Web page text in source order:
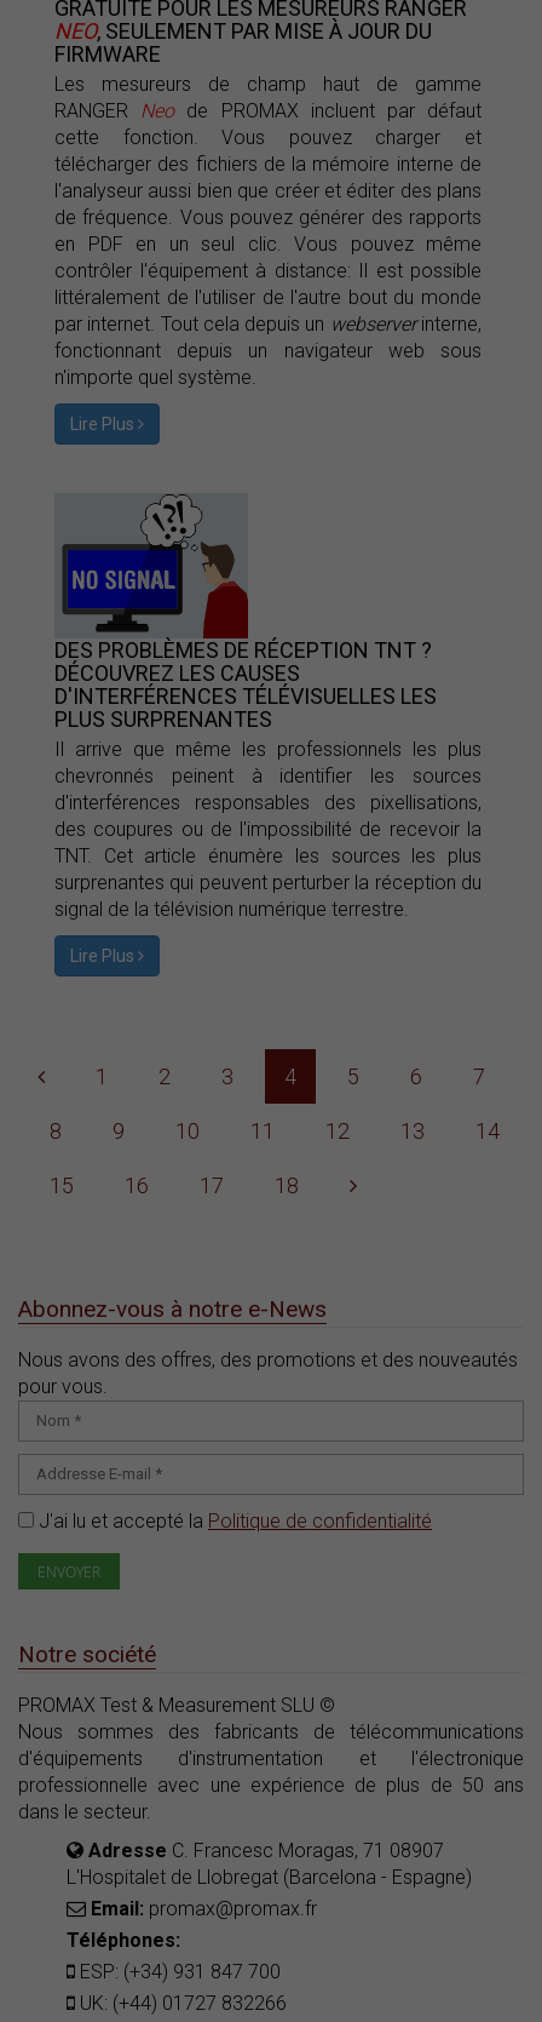
GRATUITE POUR LES MESUREURS RANGER
NEO, SEULEMENT PAR MISE À JOUR DU
FIRMWARE
Les mesureurs de champ haut de gamme
RANGER Neode PROMAX incluent par défaut
cette fonction. Vous pouvez charger et
télécharger des fichiers de la mémoire interne de
l'analyseur aussi bien que créer et éditer des plans
de fréquence. Vous pouvez générer des rapports
en PDF en un seul clic. Vous pouvez même
contrôler l'équipement à distance: Il est possible
littéralement de l'utiliser de l'autre bout du monde
par internet. Tout cela depuis un webserverinterne,
fonctionnant depuis un navigateur web sous
n'importe quel système.
Lire Plus
DES PROBLÈMES DE RÉCEPTION TNT ?
DÉCOUVREZ LES CAUSES
D'INTERFÉRENCES TÉLÉVISUELLES LES
PLUS SURPRENANTES
Il arrive que même les professionnels les plus
chevronnés peinent à identifier les sources
d'interférences responsables des pixellisations,
des coupures ou de l'impossibilité de recevoir la
TNT. Cet article énumère les sources les plus
surprenantes qui peuvent perturber la réception du
signal de la télévision numérique terrestre.
Lire Plus
1 2 3 4 5 6 7
8 9 10 11 12 13 14
15 16 17 18
Abonnez-vous à notre e-News
Nous avons des offres, des promotions et des nouveautés
pour vous.
J'ai lu et accepté la Politique de confidentialité
Notre société
PROMAX Test & Measurement SLU ©
Nous sommes des fabricants de télécommunications
d'équipements d'instrumentation et l'électronique
professionnelle avec une expérience de plus de 50 ans
dans le secteur.
Adresse C. Francesc Moragas, 71 08907
L'Hospitalet de Llobregat (Barcelona - Espagne)
Email: promax@promax.fr
Téléphones:
ESP: (+34) 931 847 700
UK: (+44) 01727 832266